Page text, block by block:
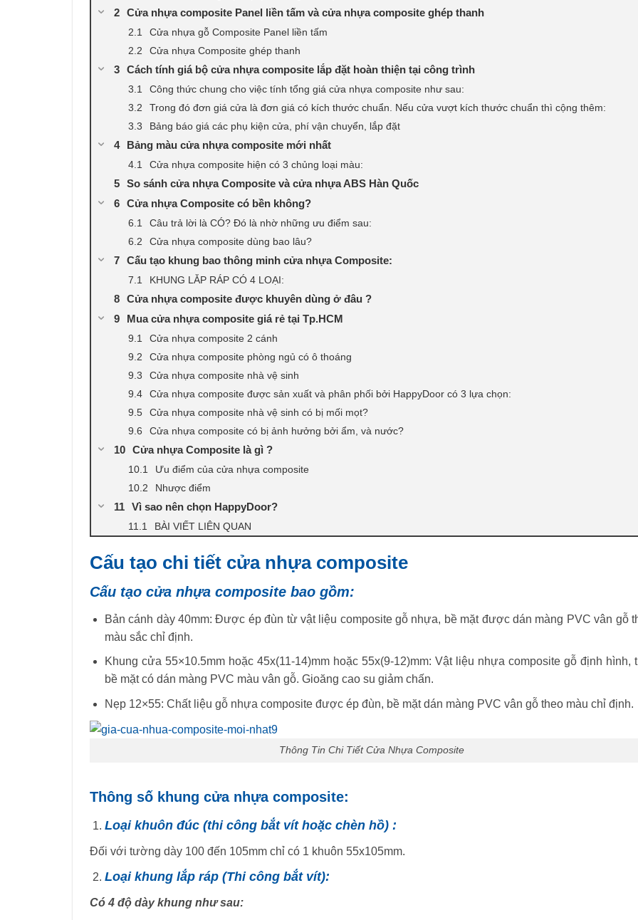
Cửa nhựa composite Panel liền tấm và cửa nhựa composite ghép thanh
Cửa nhựa gỗ Composite Panel liền tấm
Cửa nhựa Composite ghép thanh
Cách tính giá bộ cửa nhựa composite lắp đặt hoàn thiện tại công trình
Công thức chung cho việc tính tổng giá cửa nhựa composite như sau:
Trong đó đơn giá cửa là đơn giá có kích thước chuẩn. Nếu cửa vượt kích thước chuẩn thì cộng thêm:
Bảng báo giá các phụ kiện cửa, phí vận chuyển, lắp đặt
Bảng màu cửa nhựa composite mới nhất
Cửa nhựa composite hiện có 3 chủng loại màu:
So sánh cửa nhựa Composite và cửa nhựa ABS Hàn Quốc
Cửa nhựa Composite có bền không?
Câu trả lời là CÓ? Đó là nhờ những ưu điểm sau:
Cửa nhựa composite dùng bao lâu?
Cấu tạo khung bao thông minh cửa nhựa Composite:
KHUNG LẮP RÁP CÓ 4 LOẠI:
Cửa nhựa composite được khuyên dùng ở đâu ?
Mua cửa nhựa composite giá rẻ tại Tp.HCM
Cửa nhựa composite 2 cánh
Cửa nhựa composite phòng ngủ có ô thoáng
Cửa nhựa composite nhà vệ sinh
Cửa nhựa composite được sản xuất và phân phối bởi HappyDoor có 3 lựa chọn:
Cửa nhựa composite nhà vệ sinh có bị mối mọt?
Cửa nhựa composite có bị ảnh hưởng bởi ẩm, và nước?
Cửa nhựa Composite là gì ?
Ưu điểm của cửa nhựa composite
Nhược điểm
Vì sao nên chọn HappyDoor?
BÀI VIẾT LIÊN QUAN
Cấu tạo chi tiết cửa nhựa composite
Cấu tạo cửa nhựa composite bao gồm:
Bản cánh dày 40mm: Được ép đùn từ vật liệu composite gỗ nhựa, bề mặt được dán màng PVC vân gỗ
màu sắc chỉ định.
Khung cửa 55×10.5mm hoặc 45x(11-14)mm hoặc 55x(9-12)mm: Vật liệu nhựa composite gỗ định hình,
bề mặt có dán màng PVC màu vân gỗ. Gioăng cao su giảm chấn.
Nẹp 12×55: Chất liệu gỗ nhựa composite được ép đùn, bề mặt dán màng PVC vân gỗ theo màu chỉ định.
Thông Tin Chi Tiết Cửa Nhựa Composite
Thông số khung cửa nhựa composite:
Loại khuôn đúc (thi công bắt vít hoặc chèn hồ) :
Đối với tường dày 100 đến 105mm chỉ có 1 khuôn 55x105mm.
Loại khung lắp ráp (Thi công bắt vít):
Có 4 độ dày khung như sau: